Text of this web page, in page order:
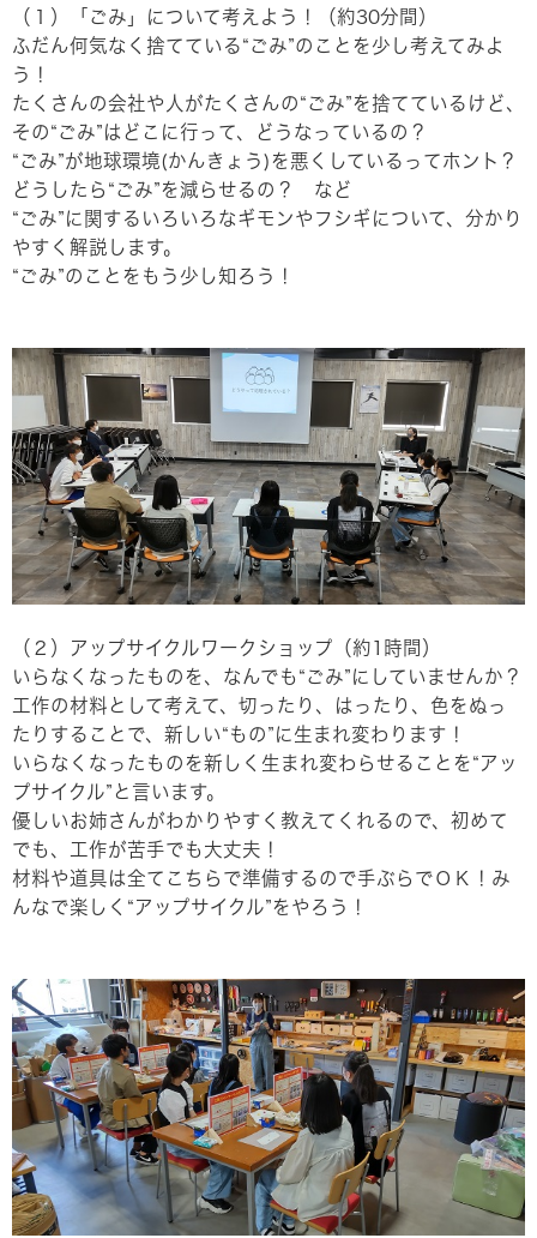
（１）「ごみ」について考えよう！（約30分間）
ふだん何気なく捨てている“ごみ”のことを少し考えてみよ
う！
たくさんの会社や人がたくさんの“ごみ”を捨てているけど、
その“ごみ”はどこに行って、どうなっているの？
“ごみ”が地球環境(かんきょう)を悪くしているってホント？
どうしたら“ごみ”を減らせるの？ など
“ごみ”に関するいろいろなギモンやフシギについて、分かり
やすく解説します。
“ごみ”のことをもう少し知ろう！
（２）アップサイクルワークショップ（約1時間）
いらなくなったものを、なんでも“ごみ”にしていませんか？
工作の材料として考えて、切ったり、はったり、色をぬっ
たりすることで、新しい“もの”に生まれ変わります！
いらなくなったものを新しく生まれ変わらせることを“アッ
プサイクル”と言います。
優しいお姉さんがわかりやすく教えてくれるので、初めて
でも、工作が苦手でも大丈夫！
材料や道具は全てこちらで準備するので手ぶらでＯＫ！み
んなで楽しく“アップサイクル”をやろう！